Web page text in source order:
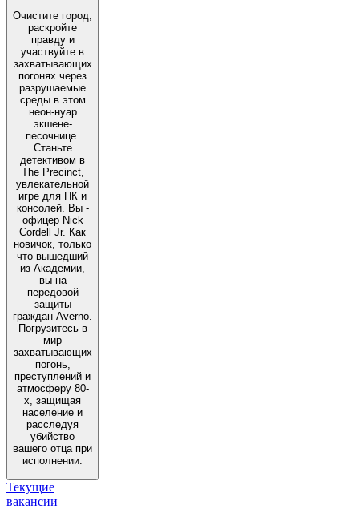
Очистите город,
раскройте
правду и
участвуйте в
захватывающих
погонях через
разрушаемые
среды в этом
неон-нуар
экшене-
песочнице.
Станьте
детективом в
The Precinct,
увлекательной
игре для ПК и
консолей. Вы -
офицер Nick
Cordell Jr. Как
новичок, только
что вышедший
из Академии,
вы на
передовой
защиты
граждан Averno.
Погрузитесь в
мир
захватывающих
погонь,
преступлений и
атмосферу 80-
х, защищая
население и
расследуя
убийство
вашего отца при
исполнении.
Текущие
вакансии